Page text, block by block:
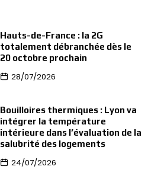
Hauts-de-France : la 2G
totalement débranchée dès le
20 octobre prochain
28/07/2026
Bouilloires thermiques : Lyon va
intégrer la température
intérieure dans l’évaluation de la
salubrité des logements
24/07/2026